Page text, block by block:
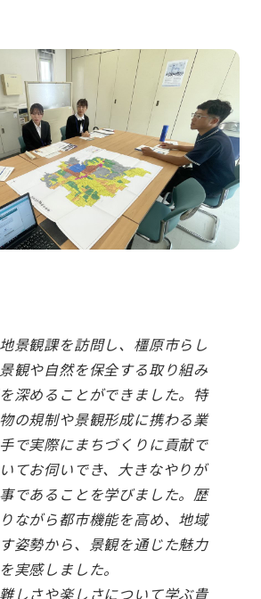
景観課を訪問し、橿原市らし
観や自然を保全する取り組み
深めることができました。特
の規制や景観形成に携わる業
で実際にまちづくりに貢献で
てお伺いでき、大きなやりが
であることを学びました。歴
ながら都市機能を高め、地域
姿勢から、景観を通じた魅力
実感しました。
しさや楽しさについて学ぶ貴